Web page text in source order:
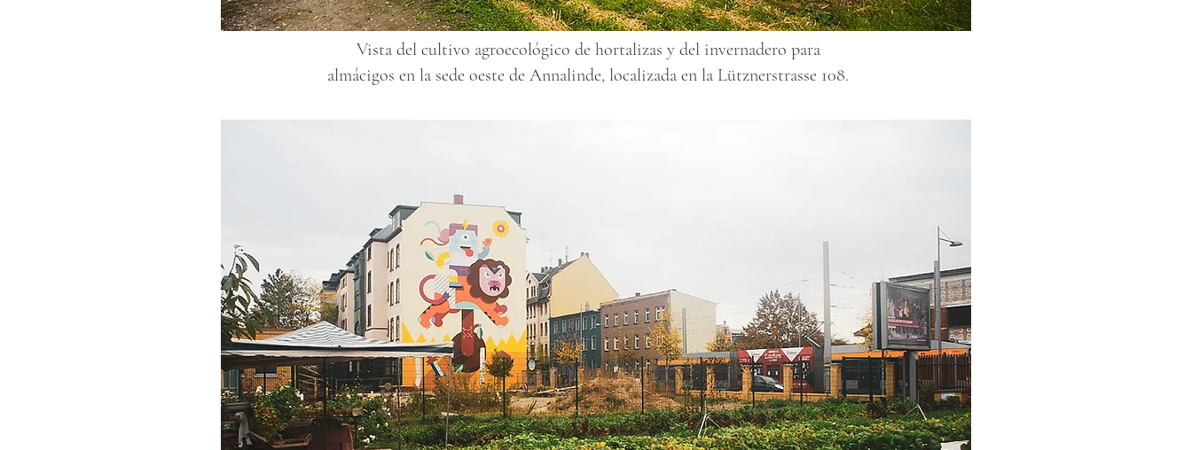
Vista del cultivo agroecológico de hortalizas y del invernadero para
almácigos en la sede oeste de Annalinde, localizada en la Lütznerstrasse 108.